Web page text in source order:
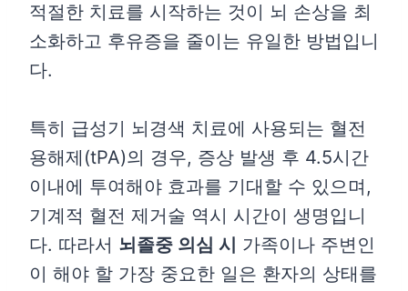
적절한 치료를 시작하는 것이 뇌 손상을 최
소화하고 후유증을 줄이는 유일한 방법입니
다.
특히 급성기 뇌경색 치료에 사용되는 혈전
용해제(tPA)의 경우, 증상 발생 후 4.5시간
이내에 투여해야 효과를 기대할 수 있으며,
기계적 혈전 제거술 역시 시간이 생명입니
다. 따라서 뇌졸중 의심 시 가족이나 주변인
이 해야 할 가장 중요한 일은 환자의 상태를